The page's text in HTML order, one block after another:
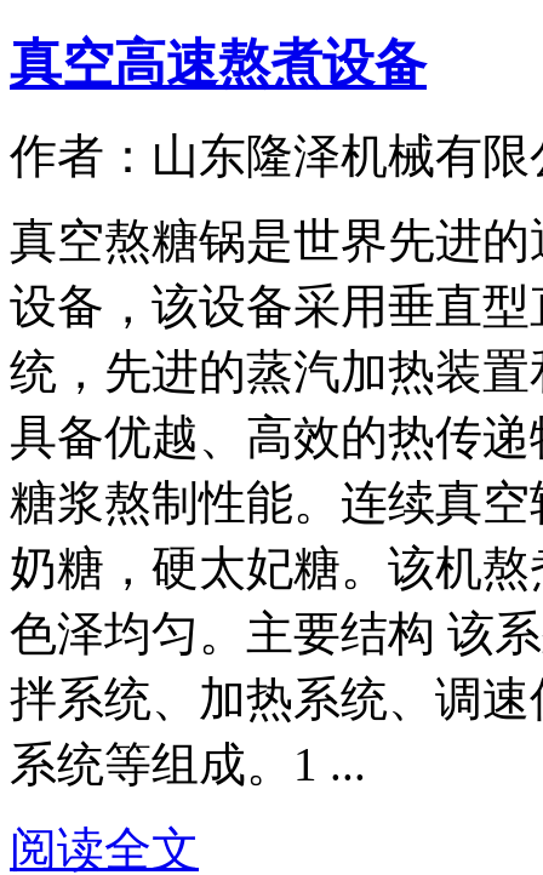
真空高速熬煮设备
作者：山东隆泽机械有限
真空熬糖锅是世界先进
设备，该设备采用垂直
统，先进的蒸汽加热装
具备优越、高效的热传
糖浆熬制性能。连续真
奶糖，硬太妃糖。该机
色泽均匀。主要结构 该
拌系统、加热系统、调
系统等组成。1 ...
阅读全文